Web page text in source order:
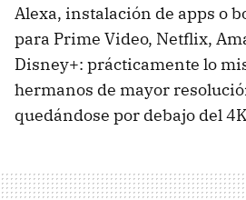
Alexa, instalación de apps o
para Prime Video, Netflix,
Disney+: prácticamente lo
hermanos de mayor
quedándose por debajo del